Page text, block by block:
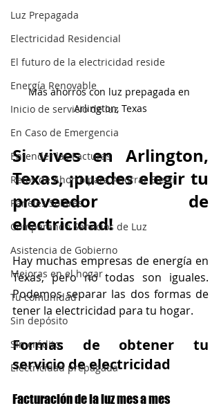
Luz Prepagada
Electricidad Residencial
El futuro de la electricidad reside
Energía Renovable
Inicio de servicio de luz
En Caso de Emergencia
Entender las Facturas
Retos de Ahorro para Ahorrar Electr
Paneles Solares
Comparando Servicios de Luz
Asistencia de Gobierno
Mejoras en el hogar
Tu comunidad
Sin depósito
Sin crédito
Electricidad prepagada
Más ahorros con luz prepagada en
Arlington, Texas
Si vives en Arlington,
Texas, ¡puedes elegir tu
proveedor de
electricidad!
Hay muchas empresas de energía en
Texas, pero no todas son iguales.
Podemos separar las dos formas de
tener la electricidad para tu hogar.
Formas de obtener tu
servicio de electricidad
Facturación de la luz mes a mes